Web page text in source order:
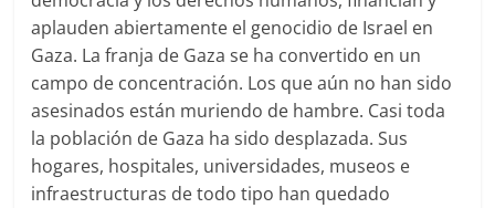
aplauden abiertamente el genocidio de Israel en
Gaza. La franja de Gaza se ha convertido en un
campo de concentración. Los que aún no han sido
asesinados están muriendo de hambre. Casi toda
la población de Gaza ha sido desplazada. Sus
hogares, hospitales, universidades, museos e
infraestructuras de todo tipo han quedado